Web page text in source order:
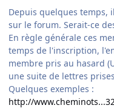
Depuis quelques temps,
sur le forum. Serait-ce
En règle générale ces
temps de l'inscription,
membre pris au hasard
une suite de lettres
Quelques exemples :
http://